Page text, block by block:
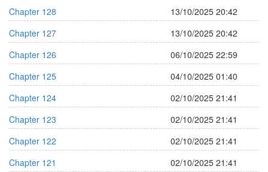
Chapter 128
13/10/2025 20:42
Chapter 127
13/10/2025 20:42
Chapter 126
06/10/2025 22:59
Chapter 125
04/10/2025 01:40
Chapter 124
02/10/2025 21:41
Chapter 123
02/10/2025 21:41
Chapter 122
02/10/2025 21:41
Chapter 121
02/10/2025 21:41